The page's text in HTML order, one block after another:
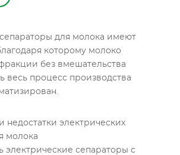
для молока имеют
которому молоко
без вмешательства
весь процесс производства
недостатки электрических
молока
электрические сепараторы с